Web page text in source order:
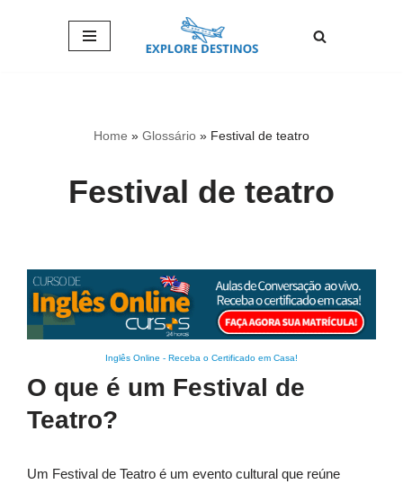
Home » Glossário » Festival de teatro
Festival de teatro
Inglês Online - Receba o Certificado em Casa!
O que é um Festival de
Teatro?
Um Festival de Teatro é um evento cultural que reúne